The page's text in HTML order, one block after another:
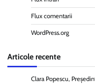
Flux comentarii
WordPress.org
Articole recente
Clara Popescu,